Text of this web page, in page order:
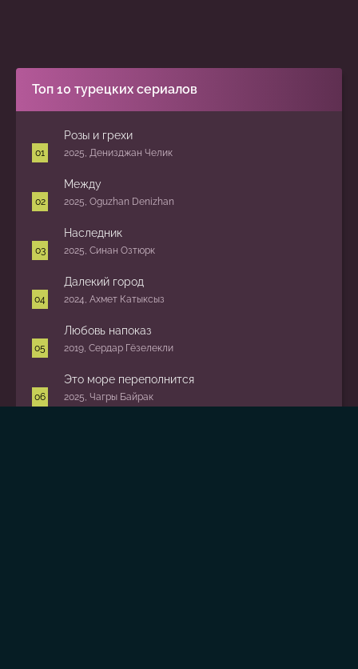
Топ 10 турецких сериалов
Розы и грехи
2025, Денизджан Челик
Между
2025, Oguzhan Denizhan
Наследник
2025, Синан Озтюрк
Далекий город
2024, Ахмет Катыксыз
Любовь напоказ
2019, Сердар Гёзелекли
Это море переполнится
2025, Чагры Байрак